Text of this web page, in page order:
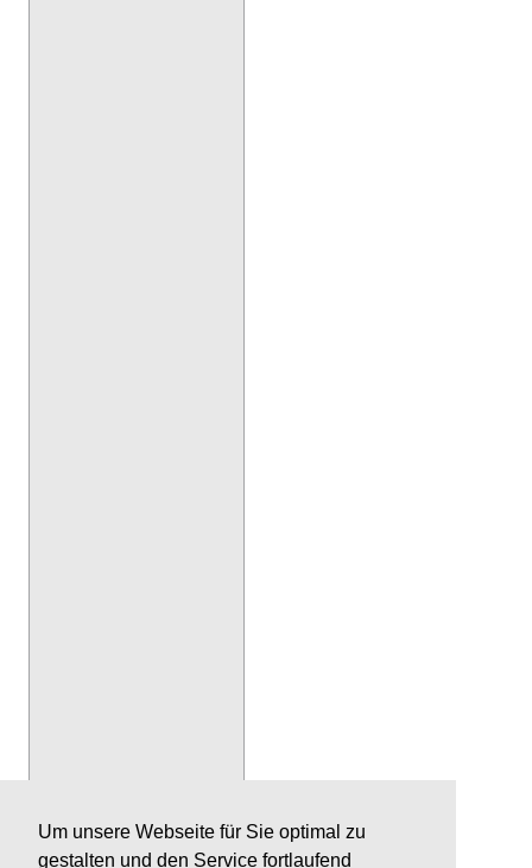
Um unsere Webseite für Sie optimal zu
gestalten und den Service fortlaufend